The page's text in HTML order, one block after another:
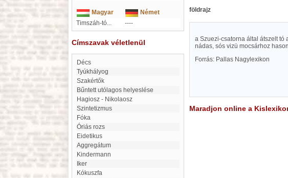
Magyar
Német
Timszáh-tó...
----
Címszavak véletlenül
Décs
Tyúkhályog
Szakértők
Bűntett utólagos helyeslése
Hagiosz - Nikolaosz
szintetizmus
Fóka
Óriás rozs
eidetikus
aggregátum
Kindermann
Iker
Kókuszfa
földrajz
a Szuezi-csatorna által átszelt tó
nádas, sós vizü mocsárhoz
Forrás: Pallas Nagylexikon
Maradjon online a